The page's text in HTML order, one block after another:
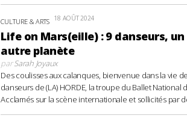
CULTURE & ARTS 18 AOÛT 2024
Life on Mars(eille) : 9 danseurs,
autre planète
parSarah Joyaux
Des coulisses aux calanques, bienvenue dans la vie
danseurs de (LA) HORDE, la troupe du Ballet National
Acclamés sur la scène internationale et sollicités par